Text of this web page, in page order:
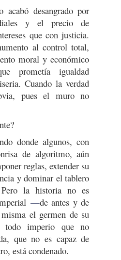
desangrado por
y el precio de
que con justicia.
al control total,
moral y económico
prometía igualdad
Cuando la verdad
pues el muro no
donde algunos, con
de algoritmo, aún
reglas, extender su
y dominar el tablero
Pero la historia no es
—de antes y de
el germen de su
todo imperio que no
que no es capaz de
está condenado.